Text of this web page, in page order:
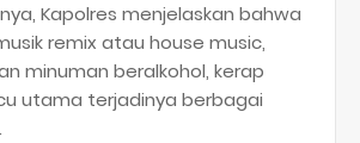
Kapolres menjelaskan bahwa
remix atau house music,
minuman beralkohol, kerap
utama terjadinya berbagai